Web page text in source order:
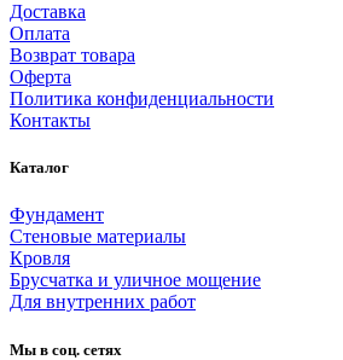
Доставка
Оплата
Возврат товара
Оферта
Политика конфиденциальности
Контакты
Каталог
Фундамент
Стеновые материалы
Кровля
Брусчатка и уличное мощение
Для внутренних работ
Мы в соц. сетях